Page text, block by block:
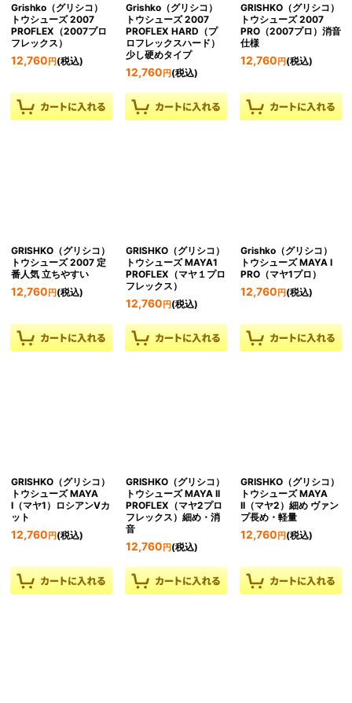
Grishko（グリシコ）
トウシューズ 2007
PROFLEX（2007プロ
フレックス）
12,760 円 (税込)
Grishko（グリシコ）
トウシューズ 2007
PROFLEX HARD（プ
ロフレックスハード）
少し硬めタイプ
12,760 円(税込)
GRISHKO（グリシコ）
トウシューズ 2007
PRO（2007プロ）消音
仕様
12,760 円(税込)
GRISHKO（グリシコ）
トウシューズ 2007 定
番人気 立ちやすい
12,760 円 (税込)
GRISHKO（グリシコ）
トウシューズ MAYA1
PROFLEX（マヤ１プロ
フレックス）
12,760 円(税込)
Grishko（グリシコ）
トウシューズ MAYA I
PRO（マヤ1プロ）
12,760 円(税込)
GRISHKO（グリシコ）
トウシューズ MAYA
I（マヤ1）ロシアンVカ
ット
12,760 円 (税込)
GRISHKO（グリシコ）
トウシューズ MAYA II
PROFLEX（マヤ2プロ
フレックス）細め・消
音
12,760 円(税込)
GRISHKO（グリシコ）
トウシューズ MAYA
II（マヤ2）細め ヴァン
プ長め・軽量
12,760 円(税込)